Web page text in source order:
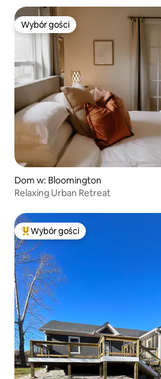
Wybór gości
Wybór gości
Dom w: Bloomington
Relaxing Urban Retreat
Najpopularniejsze z kategorii Wybór
Wybór gości